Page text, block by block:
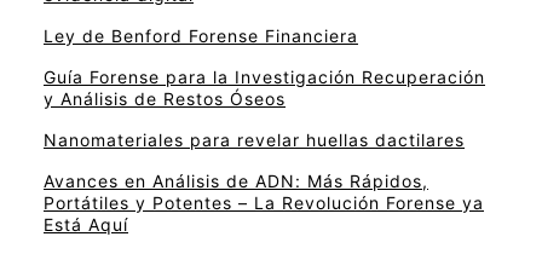
Ley de Benford Forense Financiera
Guía Forense para la Investigación Recuperación
y Análisis de Restos Óseos
Nanomateriales para revelar huellas dactilares
Avances en Análisis de ADN: Más Rápidos,
Portátiles y Potentes – La Revolución Forense ya
Está Aquí